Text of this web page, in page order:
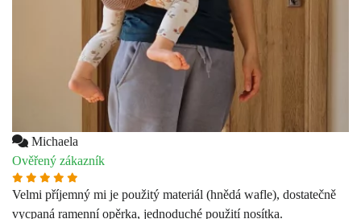
Ověřený zákazník
Velmi příjemný mi je použitý materiál (hnědá wafle), dostatečně
vycpaná ramenní opěrka, jednoduché použití nosítka.